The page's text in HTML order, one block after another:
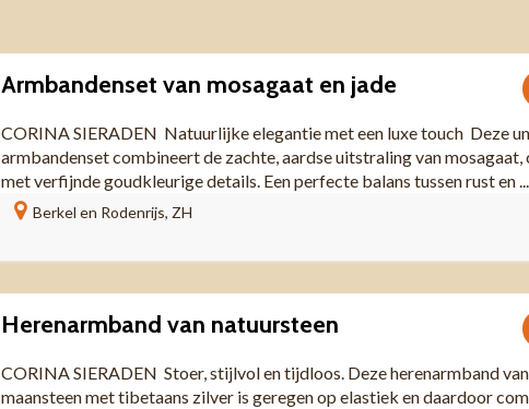
Armbandenset van mosagaat en jade
CORINA SIERADEN Natuurlijke elegantie met een luxe touch Deze
armbandenset combineert de zachte, aardse uitstraling van mosagaat,
met verfijnde goudkleurige details. Een perfecte balans tussen rust en ...
Berkel en Rodenrijs, ZH
Herenarmband van natuursteen
CORINA SIERADEN Stoer, stijlvol en tijdloos. Deze herenarmband
maansteen met tibetaans zilver is geregen op elastiek en daardoor